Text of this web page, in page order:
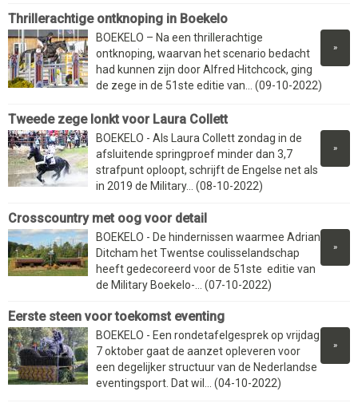
Thrillerachtige ontknoping in Boekelo
»
BOEKELO – Na een thrillerachtige
ontknoping, waarvan het scenario bedacht
had kunnen zijn door Alfred Hitchcock, ging
de zege in de 51ste editie van... (09-10-2022)
Tweede zege lonkt voor Laura Collett
»
BOEKELO - Als Laura Collett zondag in de
afsluitende springproef minder dan 3,7
strafpunt oploopt, schrijft de Engelse net als
in 2019 de Military... (08-10-2022)
Crosscountry met oog voor detail
»
BOEKELO - De hindernissen waarmee Adrian
Ditcham het Twentse coulisselandschap
heeft gedecoreerd voor de 51ste editie van
de Military Boekelo-... (07-10-2022)
Eerste steen voor toekomst eventing
»
BOEKELO - Een rondetafelgesprek op vrijdag
7 oktober gaat de aanzet opleveren voor
een degelijker structuur van de Nederlandse
eventingsport. Dat wil... (04-10-2022)